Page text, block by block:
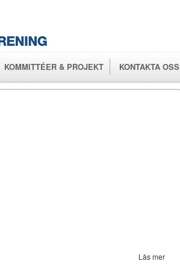
KOMMITTÉER & PROJEKT KONTAKTA OSS
Läs mer